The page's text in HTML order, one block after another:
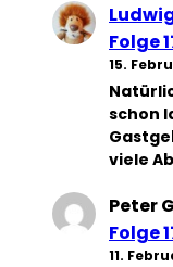
Folge
15.
schon
viele
Peter
Folge
11.